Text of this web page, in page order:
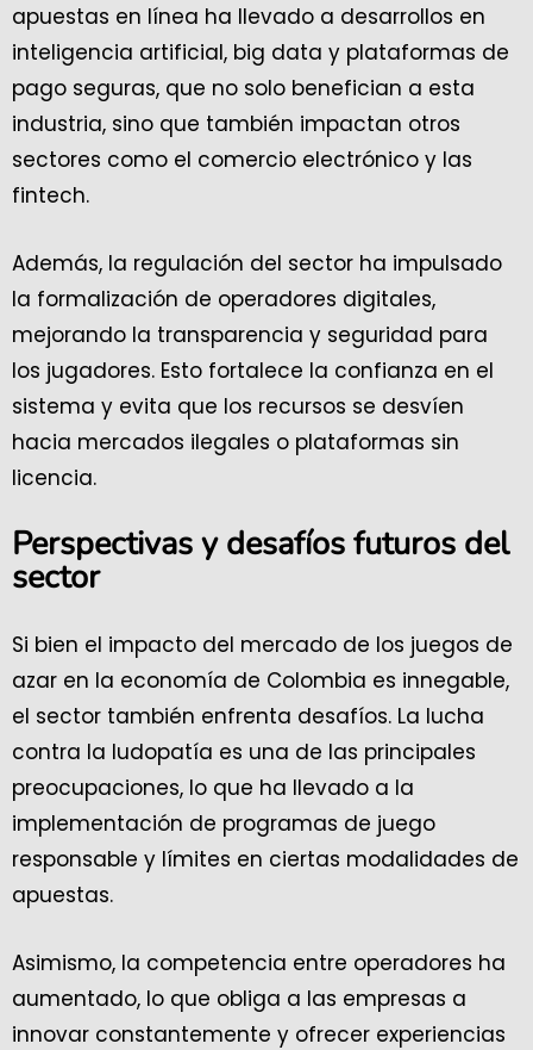
apuestas en línea ha llevado a desarrollos en
inteligencia artificial, big data y plataformas de
pago seguras, que no solo benefician a esta
industria, sino que también impactan otros
sectores como el comercio electrónico y las
fintech.
Además, la regulación del sector ha impulsado
la formalización de operadores digitales,
mejorando la transparencia y seguridad para
los jugadores. Esto fortalece la confianza en el
sistema y evita que los recursos se desvíen
hacia mercados ilegales o plataformas sin
licencia.
Perspectivas y desafíos futuros del
sector
Si bien el impacto del mercado de los juegos de
azar en la economía de Colombia es innegable,
el sector también enfrenta desafíos. La lucha
contra la ludopatía es una de las principales
preocupaciones, lo que ha llevado a la
implementación de programas de juego
responsable y límites en ciertas modalidades de
apuestas.
Asimismo, la competencia entre operadores ha
aumentado, lo que obliga a las empresas a
innovar constantemente y ofrecer experiencias